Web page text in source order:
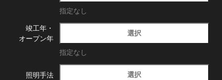
指定なし
竣工年・
オープン年
選択
指定なし
照明手法 選択